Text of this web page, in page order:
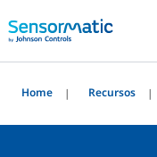
Home Recursos